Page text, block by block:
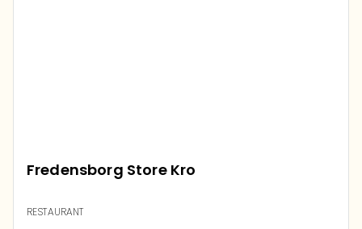
Fredensborg Store Kro
RESTAURANT